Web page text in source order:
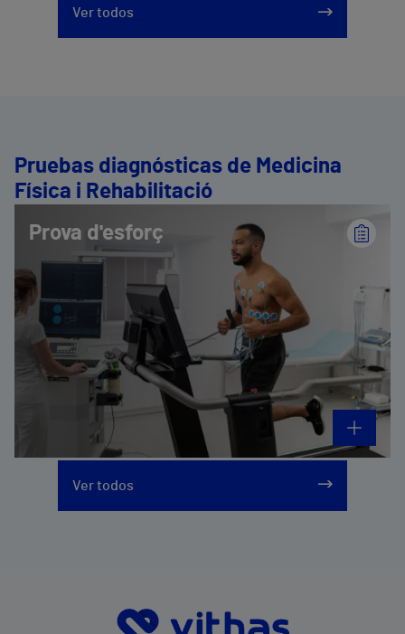
Ver todos
Pruebas diagnósticas de Medicina
Física i Rehabilitació
Prova d'esforç
Ver todos